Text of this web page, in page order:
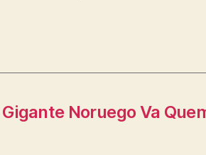
Gigante Noruego Va